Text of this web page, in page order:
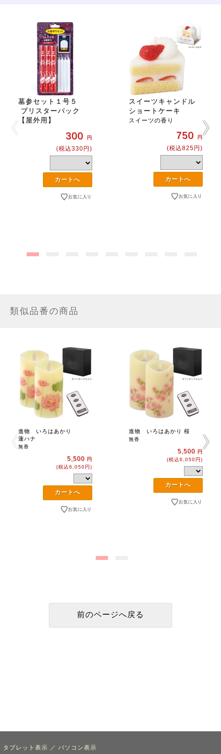
墓参セット１号５
ブリスターパック
【屋外用】
300 円
(税込330円)
スイーツキャンドル
ショートケーキ
スイーツの香り
750 円
(税込825円)
類似品番の商品
進物 いろはあかり
蓮ハナ
無香
5,500 円
(税込6,050円)
進物 いろはあかり 桜
無香
5,500 円
(税込6,050円)
タブレット表示 ／ パソコン表示